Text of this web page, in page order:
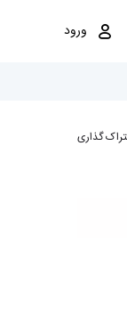
ورود
گذاری